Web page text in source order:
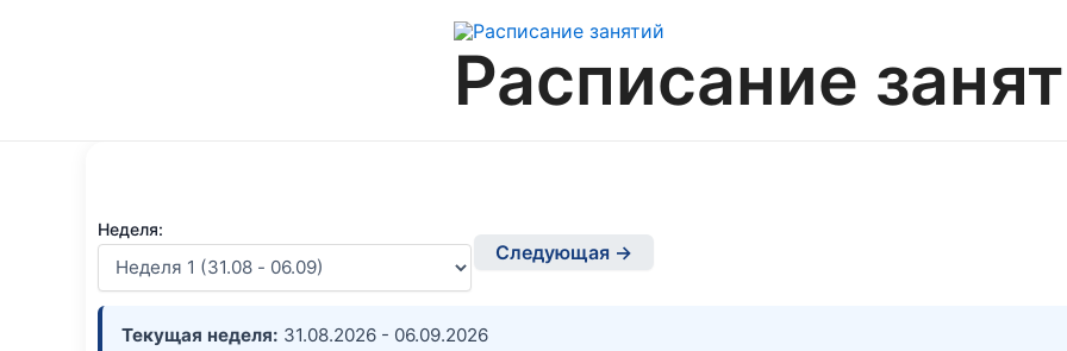
Расписание
Неделя:
Следующая →
Текущая неделя: 31.08.2026 - 06.09.2026